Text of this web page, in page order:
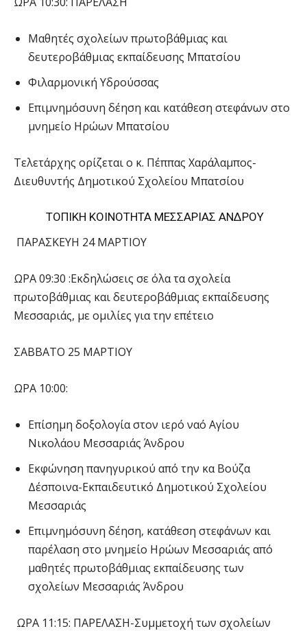
Μαθητές σχολείων πρωτοβάθμιας και
δευτεροβάθμιας εκπαίδευσης Μπατσίου
Φιλαρμονική Υδρούσσας
Επιμνημόσυνη δέηση και κατάθεση στεφάνων στο
μνημείο Ηρώων Μπατσίου
Τελετάρχης ορίζεται ο κ. Πέππας Χαράλαμπος-
Διευθυντής Δημοτικού Σχολείου Μπατσίου
ΤΟΠΙΚΗ ΚΟΙΝΟΤΗΤΑ ΜΕΣΣΑΡΙΑΣ ΑΝΔΡΟΥ
ΠΑΡΑΣΚΕΥΗ 24 ΜΑΡΤΙΟΥ
ΩΡΑ 09:30 :Εκδηλώσεις σε όλα τα σχολεία
πρωτοβάθμιας και δευτεροβάθμιας εκπαίδευσης
Μεσσαριάς, με ομιλίες για την επέτειο
ΣΑΒΒΑΤΟ 25 ΜΑΡΤΙΟΥ
ΩΡΑ 10:00:
Επίσημη δοξολογία στον ιερό ναό Αγίου
Νικολάου Μεσσαριάς Άνδρου
Εκφώνηση πανηγυρικού από την κα Βούζα
Δέσποινα-Εκπαιδευτικό Δημοτικού Σχολείου
Μεσσαριάς
Επιμνημόσυνη δέηση, κατάθεση στεφάνων και
παρέλαση στο μνημείο Ηρώων Μεσσαριάς από
μαθητές πρωτοβάθμιας εκπαίδευσης των
σχολείων Μεσσαριάς Άνδρου
ΩΡΑ 11:15: ΠΑΡΕΛΑΣΗ-Συμμετοχή των σχολείων